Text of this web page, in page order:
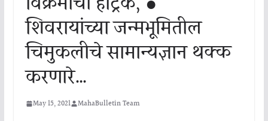
शिवरायांच्या जन्मभूमितील
चिमुकलीचे सामान्यज्ञान थक्क
करणारे…
May 15, 2021 MahaBulletin Team